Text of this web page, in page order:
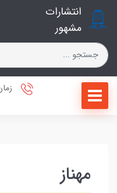
انتشارات
مشهور
مهناز